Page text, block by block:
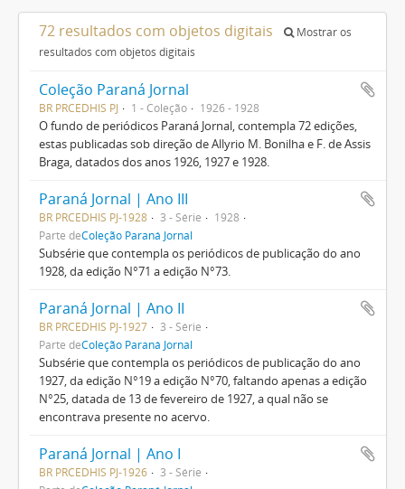
72 resultados com objetos digitais
Mostrar os
resultados com objetos digitais
Coleção Paraná Jornal
BR PRCEDHIS PJ 1 - Coleção 1926 - 1928
O fundo de periódicos Paraná Jornal, contempla 72 edições,
estas publicadas sob direção de Allyrio M. Bonilha e F. de Assis
Braga, datados dos anos 1926, 1927 e 1928.
Paraná Jornal | Ano III
BR PRCEDHIS PJ-1928 3 - Série
1928
Parte deColeção Paraná Jornal
Subsérie que contempla os periódicos de publicação do ano
1928, da edição N°71 a edição N°73.
Paraná Jornal | Ano II
BR PRCEDHIS PJ-1927
3 - Série
Parte deColeção Paraná Jornal
Subsérie que contempla os periódicos de publicação do ano
1927, da edição N°19 a edição N°70, faltando apenas a edição
N°25, datada de 13 de fevereiro de 1927, a qual não se
encontrava presente no acervo.
Paraná Jornal | Ano I
BR PRCEDHIS PJ-1926
3 - Série